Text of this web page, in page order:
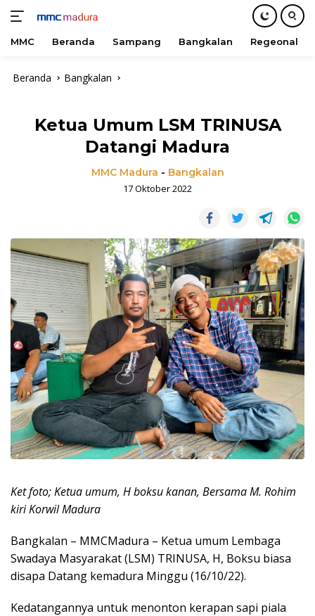
MMC Beranda Sampang Bangkalan Regeonal
Beranda Bangkalan
Ketua Umum LSM TRINUSA
Datangi Madura
MMC Madura - Bangkalan
17 Oktober 2022
Ket foto; Ketua umum, H boksu kanan, Bersama M. Rohim
kiri Korwil Madura
Bangkalan – MMCMadura – Ketua umum Lembaga
Swadaya Masyarakat (LSM) TRINUSA, H, Boksu biasa
disapa Datang kemadura Minggu (16/10/22).
Kedatangannya untuk menonton kerapan sapi piala